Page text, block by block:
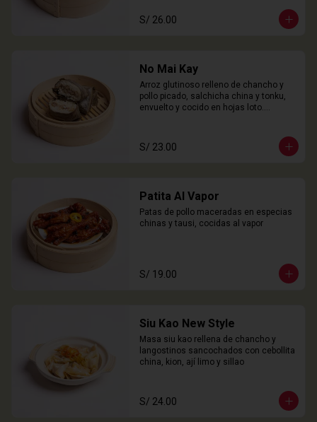
S/ 26.00
No Mai Kay
Arroz glutinoso relleno de chancho y
pollo picado, salchicha china y tonku,
envuelto y cocido en hojas loto.
S/ 23.00
Patita Al Vapor
Patas de pollo maceradas en especias
chinas y tausi, cocidas al vapor
S/ 19.00
Siu Kao New Style
Masa siu kao rellena de chancho y
langostinos sancochados con cebollita
china, kion, ají limo y sillao
S/ 24.00